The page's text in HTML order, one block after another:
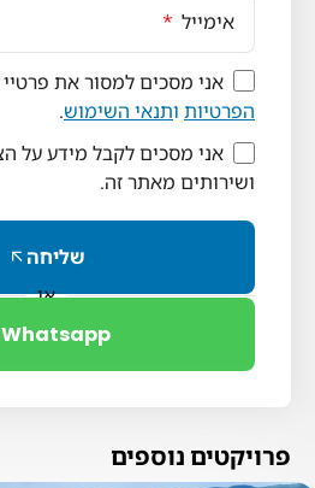
אימייל
אני מסכים למסור את
הפרטיות ותנאי השימוש.
אני מסכים לקבל מידע על
ושירותים מאתר זה.
שליחה
או
Whatsapp
פרויקטים נוספים